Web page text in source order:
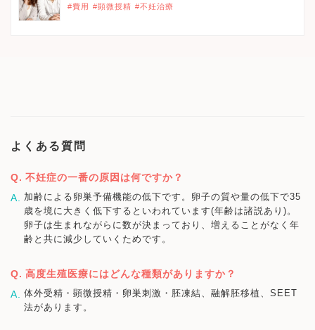
#費用 #顕微授精 #不妊治療
よくある質問
不妊症の一番の原因は何ですか？
加齢による卵巣予備機能の低下です。卵子の質や量の低下で35
歳を境に大きく低下するといわれています(年齢は諸説あり)。
卵子は生まれながらに数が決まっており、増えることがなく年
齢と共に減少していくためです。
高度生殖医療にはどんな種類がありますか？
体外受精・顕微授精・卵巣刺激・胚凍結、融解胚移植、SEET
法があります。